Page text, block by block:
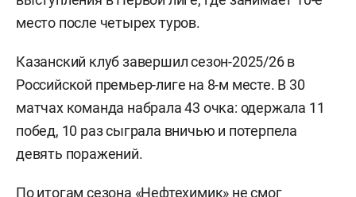
место после четырех туров.
Казанский клуб завершил сезон-2025/26 в
Российской премьер-лиге на 8-м месте. В 30
матчах команда набрала 43 очка: одержала 11
побед, 10 раз сыграла вничью и потерпела
девять поражений.
По итогам сезона «Нефтехимик» не смог